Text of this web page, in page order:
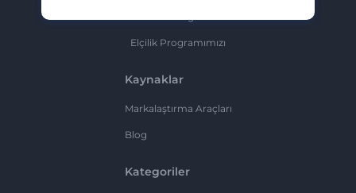
Elçilik Programımızı
Kaynaklar
Markalaştırma Araçları
Blog
Kategoriler